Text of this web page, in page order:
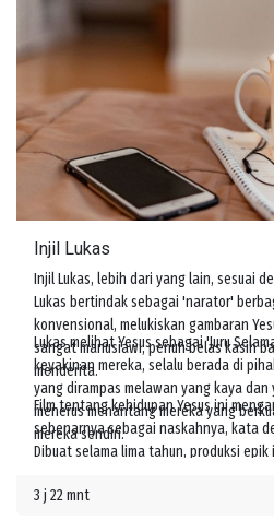
Injil Lukas
Injil Lukas, lebih dari yang lain, sesuai
Lukas bertindak sebagai 'narator'
konvensional, melukiskan gambaran
sangat manusiawi, penuh belas kasih
menderita.
Lukas melihat Yesus sebagai 'Juru
keyakinan mereka, selalu berada di
yang dirampas melawan yang kaya
menerus menantang mereka yang
mereka sendiri.
Film tentang kehidupan Yesus ini
sebenarnya sebagai naskahnya, kata
Dibuat selama lima tahun, produksi
unik dan sangat autentik.
3 j 22 mnt